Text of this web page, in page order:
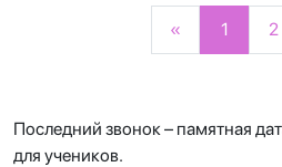
« 1 2
Последний звонок – памятная
для учеников.